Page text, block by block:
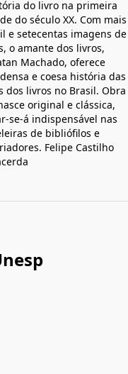
do livro na primeira
do século XX. Com mais
e setecentas imagens de
o amante dos livros,
Machado, oferece
e coesa história das
dos livros no Brasil. Obra
original e clássica,
se-á indispensável nas
de bibliófilos e
Felipe Castilho